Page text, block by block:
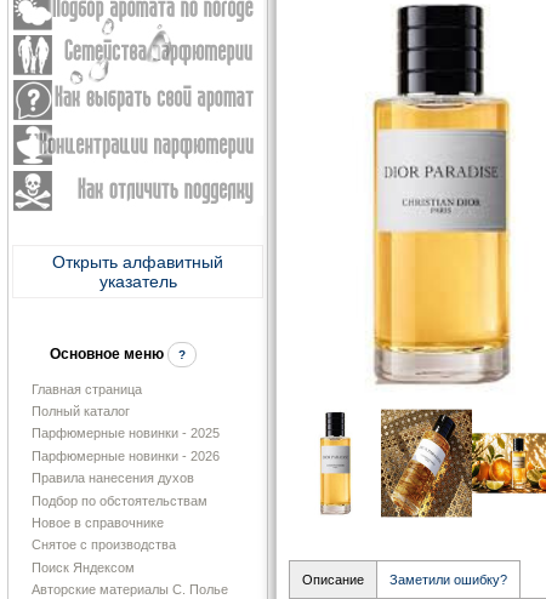
Открыть алфавитный
указатель
Основное меню ?
Главная страница
Полный каталог
Парфюмерные новинки - 2025
Парфюмерные новинки - 2026
Правила нанесения духов
Подбор по обстоятельствам
Новое в справочнике
Снятое с производства
Поиск Яндексом
Авторские материалы С. Полье
Описание Заметили ошибку?